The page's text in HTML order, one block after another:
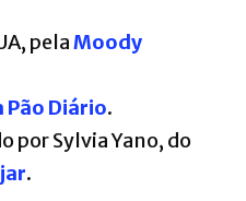
pelaMoody
Pão Diário.
por Sylvia Yano, do
.